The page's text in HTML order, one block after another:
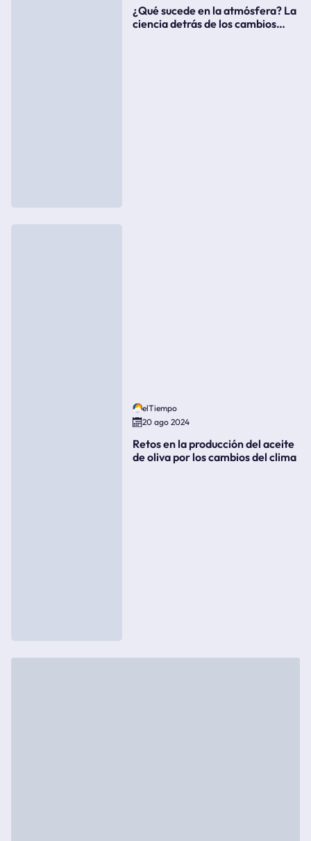
¿Qué sucede en la atmósfera? La
ciencia detrás de los cambios
elTiempo
20 ago 2024
Retos en la producción del aceite
de oliva por los cambios del clima